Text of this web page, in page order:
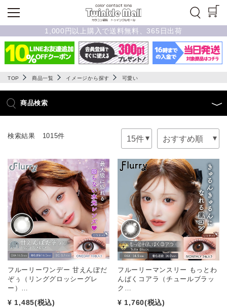
1,000円以上購入で送料無料、365日出荷
TOP 商品一覧 イメージから探す 可愛い
商品検索
検索結果 1015件
フルーリーワンデー 甘えんぼだ
ぞぅ（リンググロッシーグレ
ー）…
¥ 1,485(税込)
フルーリーマンスリー もっとわ
んぱくコアラ（チュールブラッ
ク…
¥ 1,760(税込)